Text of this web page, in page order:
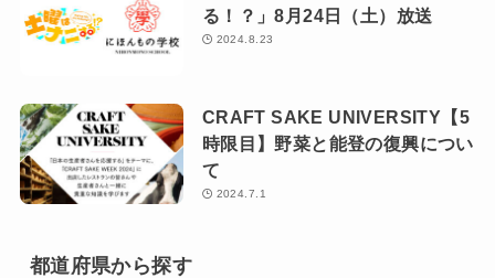
る！？」8月24日（土）放送
2024.8.23
CRAFT SAKE UNIVERSITY【5
時限目】野菜と能登の復興につい
て
2024.7.1
都道府県から探す